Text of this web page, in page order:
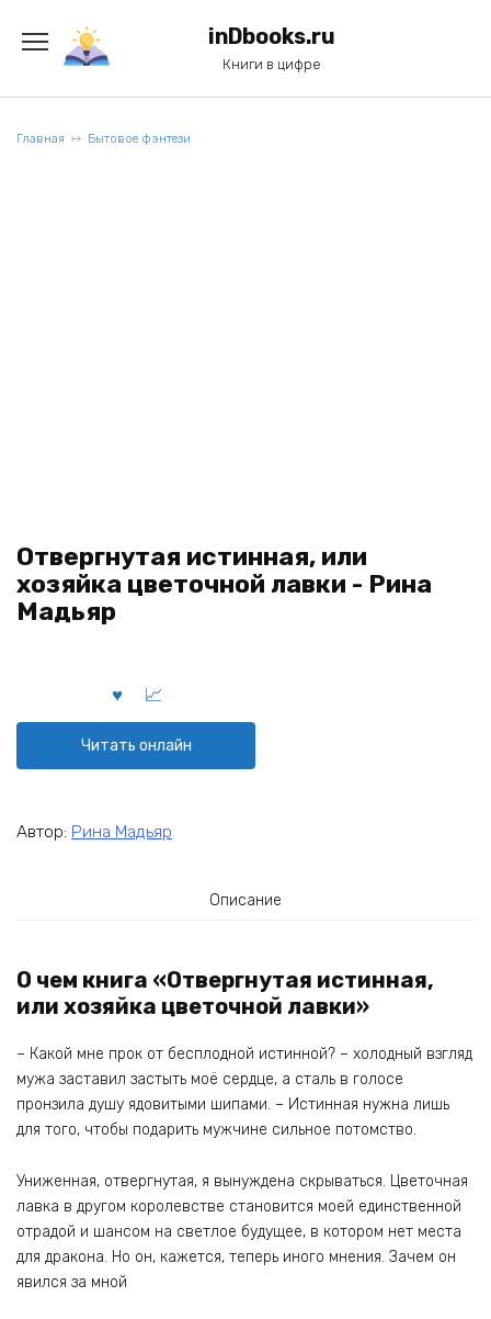
содержанию
inDbooks.ru
Книги в цифре
Главная Бытовое фэнтези
Отвергнутая истинная, или
хозяйка цветочной лавки - Рина
Мадьяр
Читать онлайн
Автор: Рина Мадьяр
Описание
О чем книга «Отвергнутая истинная,
или хозяйка цветочной лавки»
– Какой мне прок от бесплодной истинной? – холодный взгляд
мужа заставил застыть моё сердце, а сталь в голосе
пронзила душу ядовитыми шипами. – Истинная нужна лишь
для того, чтобы подарить мужчине сильное потомство.
Униженная, отвергнутая, я вынуждена скрываться. Цветочная
лавка в другом королевстве становится моей единственной
отрадой и шансом на светлое будущее, в котором нет места
для дракона. Но он, кажется, теперь иного мнения. Зачем он
явился за мной